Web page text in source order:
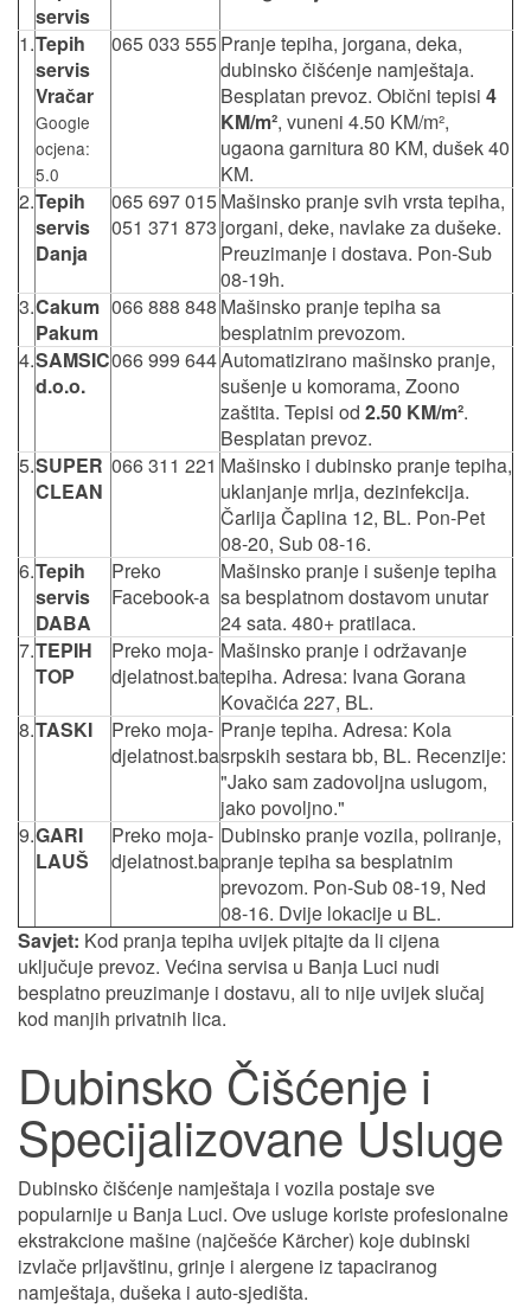
servis
1.Tepih
servis
Vračar
Google
ocjena:
5.0
065 033 555Pranje tepiha, jorgana, deka,
dubinsko čišćenje namještaja.
Besplatan prevoz. Obični tepisi 4
KM/m², vuneni 4.50 KM/m²,
ugaona garnitura 80 KM, dušek 40
KM.
2.Tepih
servis
Danja
065 697 015
051 371 873
Mašinsko pranje svih vrsta tepiha,
jorgani, deke, navlake za dušeke.
Preuzimanje i dostava. Pon-Sub
08-19h.
3.Cakum
Pakum
066 888 848 Mašinsko pranje tepiha sa
besplatnim prevozom.
4.SAMSIC
d.o.o.
066 999 644Automatizirano mašinsko pranje,
sušenje u komorama, Zoono
zaštita. Tepisi od 2.50 KM/m².
Besplatan prevoz.
5.SUPER
CLEAN
066 311 221 Mašinsko i dubinsko pranje tepiha,
uklanjanje mrlja, dezinfekcija.
Čarlija Čaplina 12, BL. Pon-Pet
08-20, Sub 08-16.
6.Tepih
servis
DABA
Preko
Facebook-a
Mašinsko pranje i sušenje tepiha
sa besplatnom dostavom unutar
24 sata. 480+ pratilaca.
7.TEPIH
TOP
Preko moja-
djelatnost.ba
Mašinsko pranje i održavanje
tepiha. Adresa: Ivana Gorana
Kovačića 227, BL.
8.TASKI
Preko moja-
djelatnost.ba
Pranje tepiha. Adresa: Kola
srpskih sestara bb, BL. Recenzije:
"Jako sam zadovoljna uslugom,
jako povoljno."
9.GARI
LAUŠ
Preko moja-
djelatnost.ba
Dubinsko pranje vozila, poliranje,
pranje tepiha sa besplatnim
prevozom. Pon-Sub 08-19, Ned
08-16. Dvije lokacije u BL.
Savjet: Kod pranja tepiha uvijek pitajte da li cijena
uključuje prevoz. Većina servisa u Banja Luci nudi
besplatno preuzimanje i dostavu, ali to nije uvijek slučaj
kod manjih privatnih lica.
Dubinsko Čišćenje i
Specijalizovane Usluge
Dubinsko čišćenje namještaja i vozila postaje sve
popularnije u Banja Luci. Ove usluge koriste profesionalne
ekstrakcione mašine (najčešće Kärcher) koje dubinski
izvlače prljavštinu, grinje i alergene iz tapaciranog
namještaja, dušeka i auto-sjedišta.